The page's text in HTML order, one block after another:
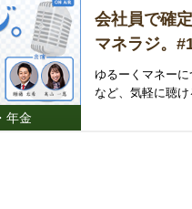
会社員で確
マネラジ。
年金
ゆるーくマネー
など、気軽に聴け